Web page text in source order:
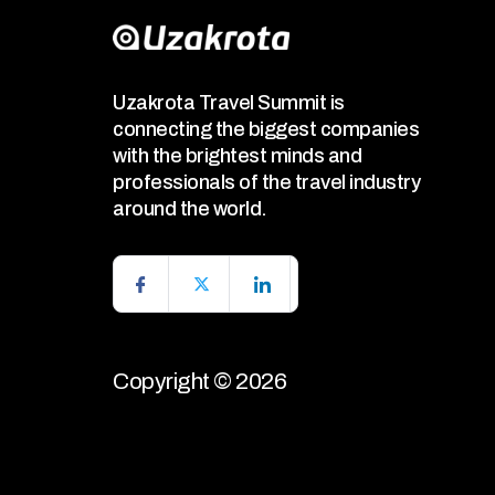
Uzakrota Travel Summit is
connecting the biggest companies
with the brightest minds and
professionals of the travel industry
around the world.
Copyright © 2026